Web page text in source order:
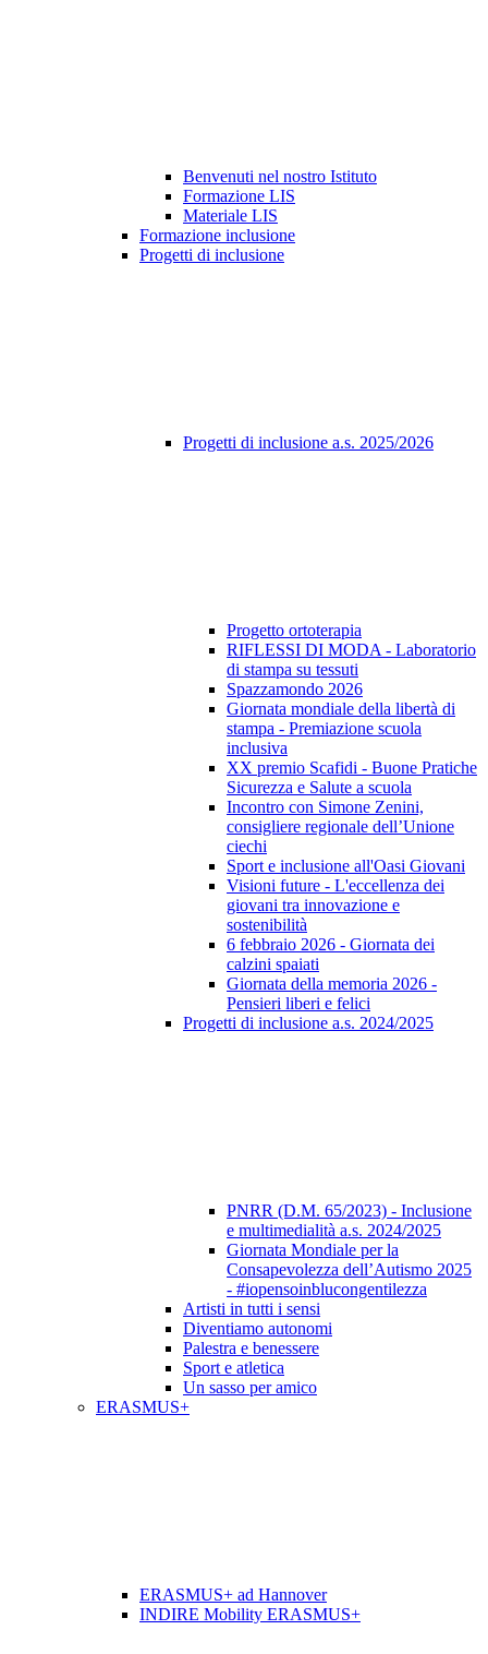
Benvenuti nel nostro Istituto
Formazione LIS
Materiale LIS
Formazione inclusione
Progetti di inclusione
Progetti di inclusione a.s. 2025/2026
Progetto ortoterapia
RIFLESSI DI MODA - Laboratorio
di stampa su tessuti
Spazzamondo 2026
Giornata mondiale della libertà di
stampa - Premiazione scuola
inclusiva
XX premio Scafidi - Buone Pratiche
Sicurezza e Salute a scuola
Incontro con Simone Zenini,
consigliere regionale dell’Unione
ciechi
Sport e inclusione all'Oasi Giovani
Visioni future - L'eccellenza dei
giovani tra innovazione e
sostenibilità
6 febbraio 2026 - Giornata dei
calzini spaiati
Giornata della memoria 2026 -
Pensieri liberi e felici
Progetti di inclusione a.s. 2024/2025
PNRR (D.M. 65/2023) - Inclusione
e multimedialità a.s. 2024/2025
Giornata Mondiale per la
Consapevolezza dell’Autismo 2025
- #iopensoinblucongentilezza
Artisti in tutti i sensi
Diventiamo autonomi
Palestra e benessere
Sport e atletica
Un sasso per amico
ERASMUS+
ERASMUS+ ad Hannover
INDIRE Mobility ERASMUS+